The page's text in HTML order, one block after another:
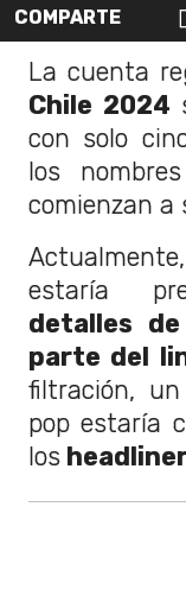
COMPARTE
La cuenta
Chile 2024
con solo
los
comienzan a
estaría
detalles
parte del
filtración,
pop estaría
los